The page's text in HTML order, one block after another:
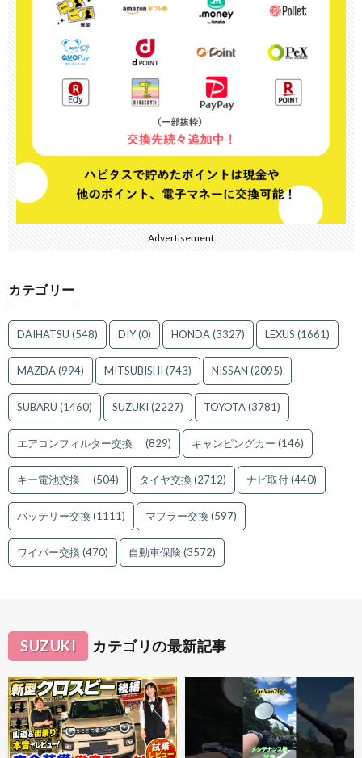
Advertisement
カテゴリー
DAIHATSU (548) DIY(0) HONDA(3327) LEXUS (1661)
MAZDA(994) MITSUBISHI (743) NISSAN (2095)
SUBARU (1460) SUZUKI (2227) TOYOTA(3781)
エアコンフィルター交換 (829) キャンピングカー (146)
キー電池交換 (504) タイヤ交換(2712) ナビ取付(440)
バッテリー交換(1111) マフラー交換(597)
ワイパー交換(470) 自動車保険(3572)
SUZUKI カテゴリの最新記事